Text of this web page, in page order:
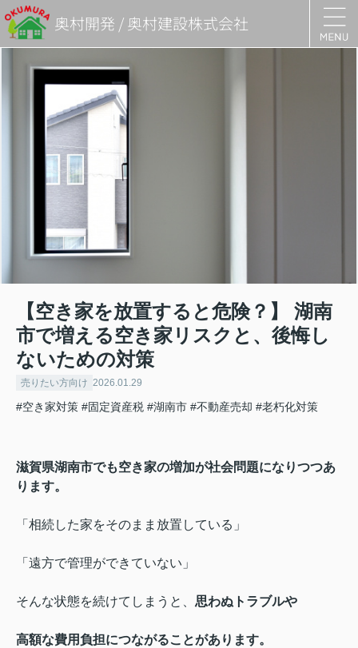
奥村開発 / 奥村建設株式会社
【空き家を放置すると危険？】 湖南
市で増える空き家リスクと、後悔し
ないための対策
売りたい方向け 2026.01.29
#空き家対策 #固定資産税 #湖南市 #不動産売却 #老朽化対策
滋賀県湖南市でも空き家の増加が社会問題になりつつあ
ります。
「相続した家をそのまま放置している」
「遠方で管理ができていない」
そんな状態を続けてしまうと、 思わぬトラブルや
高額な費用負担につながることがあります。